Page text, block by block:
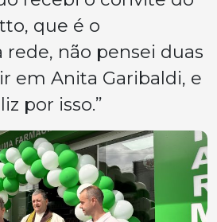
que é o
não pensei duas
em Anita Garibaldi, e
por isso.”